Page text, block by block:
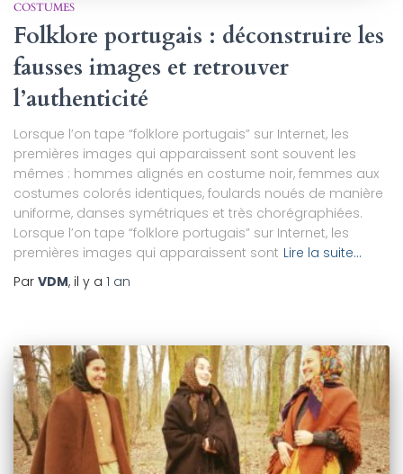
COSTUMES
Folklore portugais : déconstruire les
fausses images et retrouver
l’authenticité
Lorsque l’on tape “folklore portugais” sur Internet, les
premières images qui apparaissent sont souvent les
mêmes : hommes alignés en costume noir, femmes aux
costumes colorés identiques, foulards noués de manière
uniforme, danses symétriques et très chorégraphiées.
Lorsque l’on tape “folklore portugais” sur Internet, les
premières images qui apparaissent sont Lire la suite…
Par VDM, il y a 1 an